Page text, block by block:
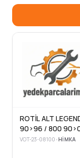
ROTİL ALT
90>96 / 800
VOT-23-08100 •HIMKA